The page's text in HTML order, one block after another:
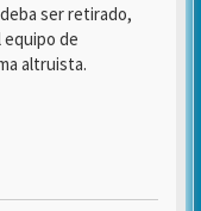
ser retirado,
equipo de
altruista.